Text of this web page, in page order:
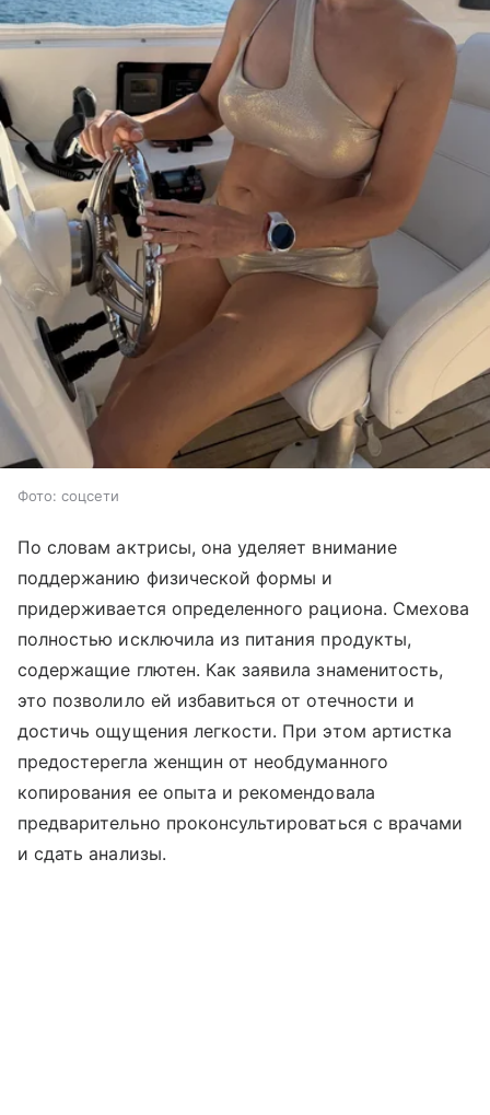
Фото: соцсети
По словам актрисы, она уделяет внимание
поддержанию физической формы и
придерживается определенного рациона. Смехова
полностью исключила из питания продукты,
содержащие глютен. Как заявила знаменитость,
это позволило ей избавиться от отечности и
достичь ощущения легкости. При этом артистка
предостерегла женщин от необдуманного
копирования ее опыта и рекомендовала
предварительно проконсультироваться с врачами
и сдать анализы.